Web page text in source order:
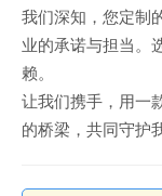
我们深知，您定制
业的承诺与担当。
赖。
让我们携手，用一
的桥梁，共同守护